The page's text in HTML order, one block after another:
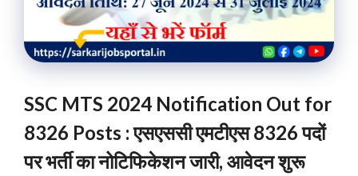
SSC MTS 2024 Notification Out for
8326 Posts : एसएससी एमटीएस 8326 पदों
पर भर्ती का नोटिफिकेशन जारी, आवेदन शुरू